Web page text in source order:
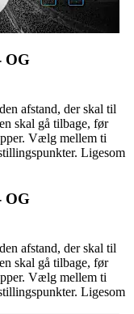
OG
afstand, der skal til
skal gå tilbage, før
Vælg mellem ti
Ligesom
OG
afstand, der skal til
skal gå tilbage, før
Vælg mellem ti
Ligesom